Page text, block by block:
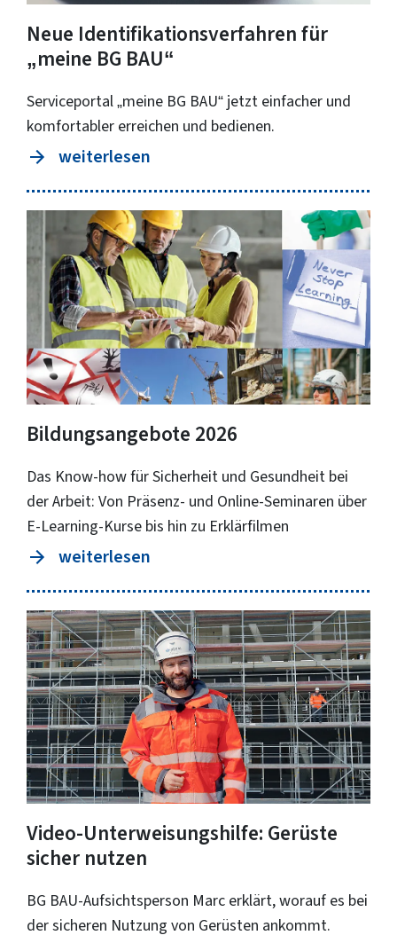
Neue Identifikationsverfahren für
„meine BG BAU“
Serviceportal „meine BG BAU“ jetzt einfacher und
komfortabler erreichen und bedienen.
weiterlesen
Bildungsangebote 2026
Das Know-how für Sicherheit und Gesundheit bei
der Arbeit: Von Präsenz- und Online-Seminaren über
E-Learning-Kurse bis hin zu Erklärfilmen
weiterlesen
Video-Unterweisungshilfe: Gerüste
sicher nutzen
BG BAU-Aufsichtsperson Marc erklärt, worauf es bei
der sicheren Nutzung von Gerüsten ankommt.